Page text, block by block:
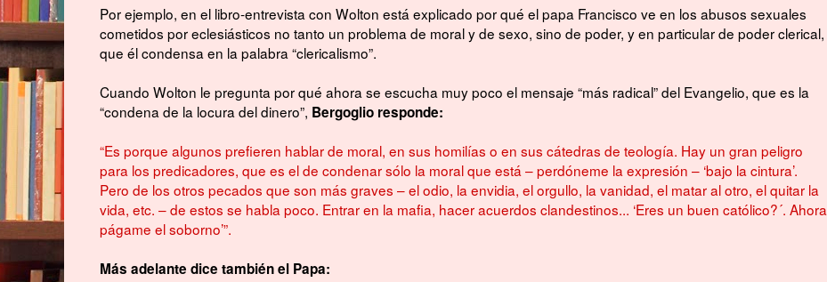
Por ejemplo, en el libro-entrevista con Wolton está explicado por qué el papa Francisco ve en los abusos sexuales
cometidos por eclesiásticos no tanto un problema de moral y de sexo, sino de poder, y en particular de poder clerical,
que él condensa en la palabra “clericalismo”.
Cuando Wolton le pregunta por qué ahora se escucha muy poco el mensaje “más radical” del Evangelio, que es la
“condena de la locura del dinero”, Bergoglio responde:
“Es porque algunos prefieren hablar de moral, en sus homilías o en sus cátedras de teología. Hay un gran peligro
para los predicadores, que es el de condenar sólo la moral que está – perdóneme la expresión – ‘bajo la cintura’.
Pero de los otros pecados que son más graves – el odio, la envidia, el orgullo, la vanidad, el matar al otro, el quitar la
vida, etc. – de estos se habla poco. Entrar en la mafia, hacer acuerdos clandestinos... ‘Eres un buen católico?´. Ahora
págame el soborno’”.
Más adelante dice también el Papa: